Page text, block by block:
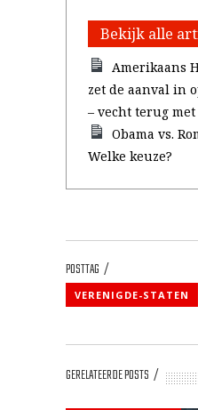
Bekijk alle
Amerikaans
zet de aanval in
– vecht terug
Obama vs.
Welke keuze?
POSTTAG
VERENIGDE-STATEN
GERELATEERDE POSTS